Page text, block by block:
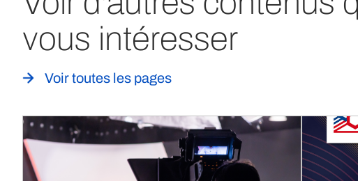
vous intéresser
Voir toutes les pages